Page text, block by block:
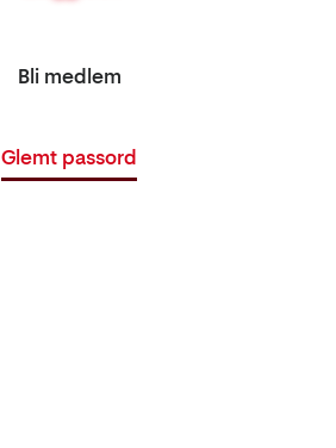
Bli medlem
Glemt passord